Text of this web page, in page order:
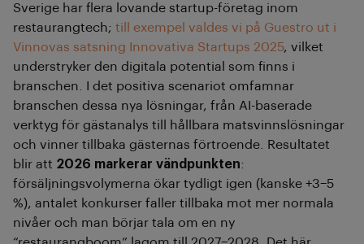
Sverige har flera lovande startup-företag inom
restaurangtech; till exempel valdes vi på Guestro ut i
Vinnovas satsning Innovativa Startups 2025, vilket
understryker den digitala potential som finns i
branschen. I det positiva scenariot omfamnar
branschen dessa nya lösningar, från AI-baserade
verktyg för gästanalys till hållbara matsvinnslösningar
och vinner tillbaka gästernas förtroende. Resultatet
blir att 2026 markerar vändpunkten:
försäljningsvolymerna ökar tydligt igen (kanske +3–5
%), antalet konkurser faller tillbaka mot mer normala
nivåer och man börjar tala om en ny